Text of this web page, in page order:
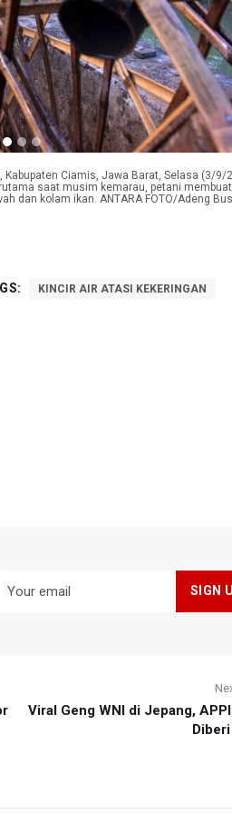
Ciamis, Jawa Barat, Selasa (3/9/
saat musim kemarau, petani
dan kolam ikan. ANTARA FOTO/Adeng
KINCIR AIR ATASI KEKERINGAN
Viral Geng WNI di Jepang,